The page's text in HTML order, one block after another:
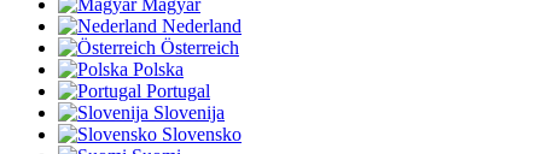
Magyar
Nederland
Österreich
Polska
Portugal
Slovenija
Slovensko